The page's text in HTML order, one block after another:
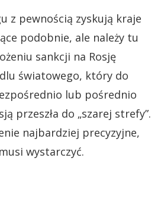
z pewnością zyskują kraje
podobnie, ale należy tu
sankcji na Rosję
światowego, który do
lub pośrednio
przeszła do „szarej strefy”.
najbardziej precyzyjne,
wystarczyć.